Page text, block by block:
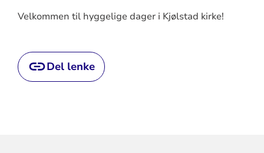
Velkommen til hyggelige dager i Kjølstad kirke!
Del lenke